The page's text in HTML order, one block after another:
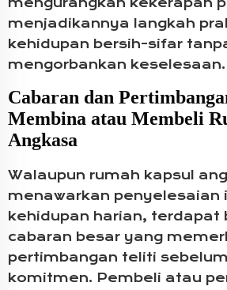
mengurangkan kekerapan
menjadikannya langkah
kehidupan bersih-sifar
mengorbankan keselesaan.
Cabaran dan
Membina atau Membeli
Angkasa
Walaupun rumah kapsul
menawarkan penyelesaian
kehidupan harian, terdapat
cabaran besar yang
pertimbangan teliti
komitmen. Pembeli atau